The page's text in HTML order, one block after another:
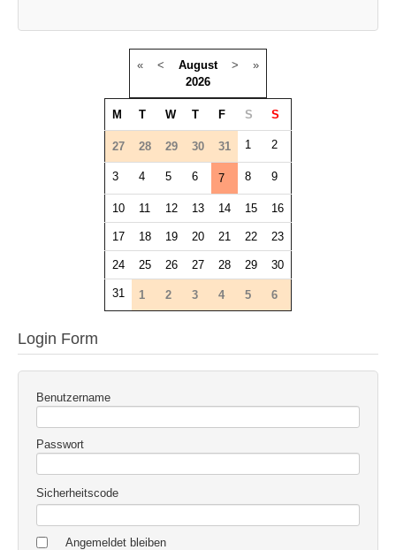
« <
August
2026
> »
M T W T F S S
27 28 29 30 31 1 2
3 4 5 6 7 8 9
10 11 12 13 14 15 16
17 18 19 20 21 22 23
24 25 26 27 28 29 30
31 1 2 3 4 5 6
Login Form
Benutzername
Passwort
Sicherheitscode
Angemeldet bleiben